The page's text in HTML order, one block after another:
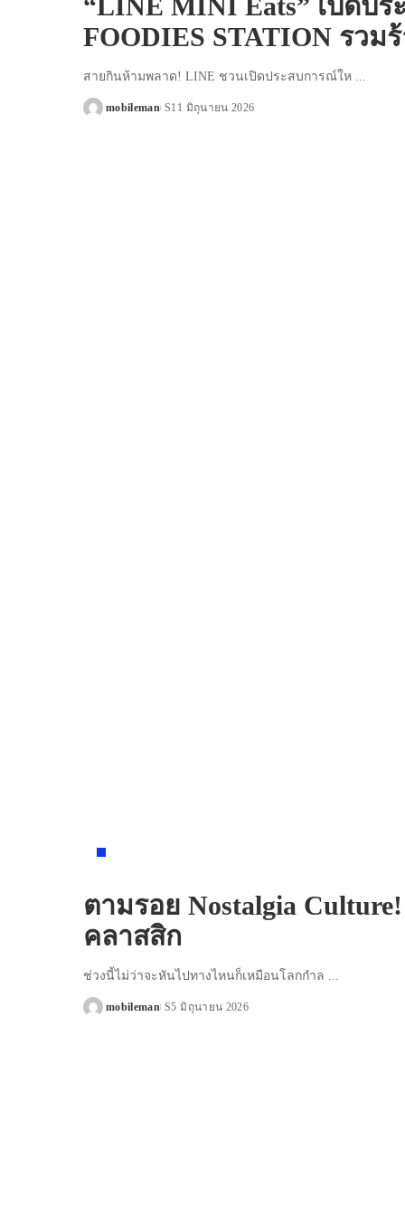
FOODIES STATION รวม
สายกินห้ามพลาด! LINE ชวนเปิดประสบการณ์ให
Posted
mobileman 11 มิถุนายน 2026
ตามรอย Nostalgia
คลาสสิก
ช่วงนี้ไม่ว่าจะหันไปทางไหนก็เหมือนโลกกำล
Posted
mobileman 5 มิถุนายน 2026